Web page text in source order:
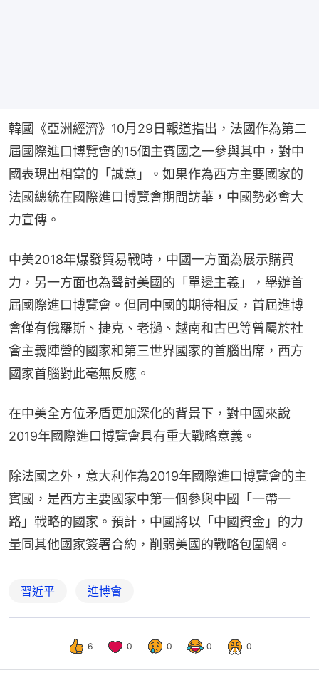
韓國《亞洲經濟》10月29日報道指出，法國作為第二
屆國際進口博覽會的15個主賓國之一參與其中，對中
國表現出相當的「誠意」。如果作為西方主要國家的
法國總統在國際進口博覽會期間訪華，中國勢必會大
力宣傳。
中美2018年爆發貿易戰時，中國一方面為展示購買
力，另一方面也為聲討美國的「單邊主義」，舉辦首
屆國際進口博覽會。但同中國的期待相反，首屆進博
會僅有俄羅斯、捷克、老撾、越南和古巴等曾屬於社
會主義陣營的國家和第三世界國家的首腦出席，西方
國家首腦對此毫無反應。
在中美全方位矛盾更加深化的背景下，對中國來說
2019年國際進口博覽會具有重大戰略意義。
除法國之外，意大利作為2019年國際進口博覽會的主
賓國，是西方主要國家中第一個參與中國「一帶一
路」戰略的國家。預計，中國將以「中國資金」的力
量同其他國家簽署合約，削弱美國的戰略包圍網。
習近平 進博會
6 0 0 0 0